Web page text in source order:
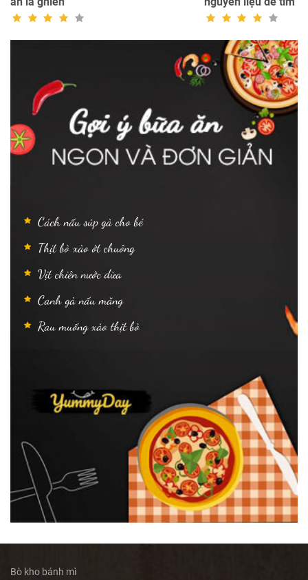
Cách nấu súp gà cho bé
Thịt bò xào ớt chuông
Vịt chiên nước dừa
Canh gà nấu măng
Rau muống xào thịt bò
Bò kho bánh mì